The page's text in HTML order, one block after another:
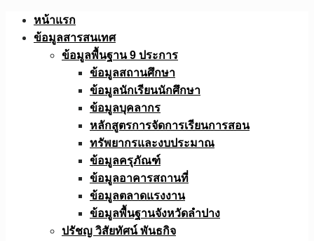
Skip
หน้าแรก
ข้อมูลสารสนเทศ
ข้อมูลพื้นฐาน 9 ประการ
ข้อมูลสถานศึกษา
ข้อมูลนักเรียนนักศึกษา
ข้อมูลบุคลากร
หลักสูตรการจัดการเรียนการสอน
ทรัพยากรและงบประมาณ
ข้อมูลครุภัณฑ์
ข้อมูลอาคารสถานที่
ข้อมูลตลาดแรงงาน
ข้อมูลพื้นฐานจังหวัดลำปาง
ปรัชญ วิสัยทัศน์ พันธกิจ